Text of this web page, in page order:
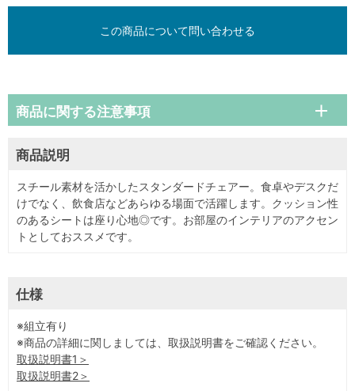
この商品について問い合わせる
商品説明
スチール素材を活かしたスタンダードチェアー。食卓やデスクだ
けでなく、飲食店などあらゆる場面で活躍します。クッション性
のあるシートは座り心地◎です。お部屋のインテリアのアクセン
トとしておススメです。
商品に関する注意事項
仕様
※組立有り
※商品の詳細に関しましては、取扱説明書をご確認ください。
取扱説明書1＞
取扱説明書2＞